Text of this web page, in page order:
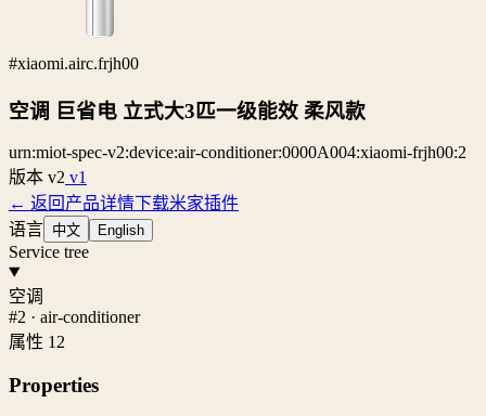
#xiaomi.airc.frjh00
空调 巨省电 立式大3匹一级能效 柔风款
urn:miot-spec-v2:device:air-conditioner:0000A004:xiaomi-frjh00:2
版本 v2 v1
← 返回产品详情下载米家插件
语言 中文 English
Service tree
空调
#2 · air-conditioner
属性 12
Properties